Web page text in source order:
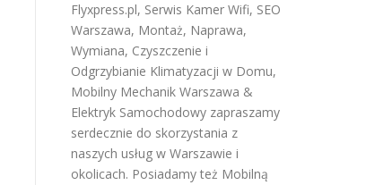
Flyxpress.pl, Serwis Kamer Wifi, SEO
Warszawa, Montaż, Naprawa,
Wymiana, Czyszczenie i
Odgrzybianie Klimatyzacji w Domu,
Mobilny Mechanik Warszawa &
Elektryk Samochodowy zapraszamy
serdecznie do skorzystania z
naszych usług w Warszawie i
okolicach. Posiadamy też Mobilną